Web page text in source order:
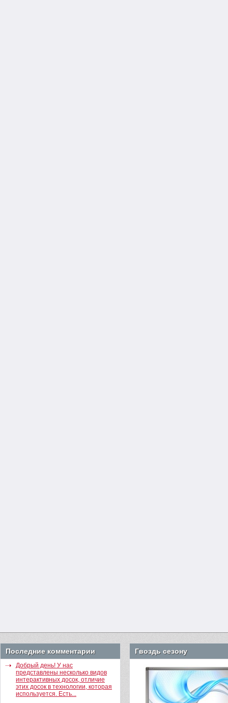
Последние комментарии
Добрый день! У нас
представлены несколько видов
интерактивных досок, отличие
этих досок в технологии, которая
используется. Есть...
Гвоздь сезону